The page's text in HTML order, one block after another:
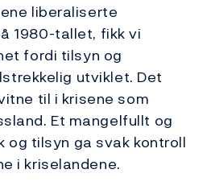
liberaliserte
1980-tallet, fikk vi
fordi tilsyn og
utviklet. Det
til i krisene som
Et mangelfullt og
tilsyn ga svak kontroll
i kriselandene.